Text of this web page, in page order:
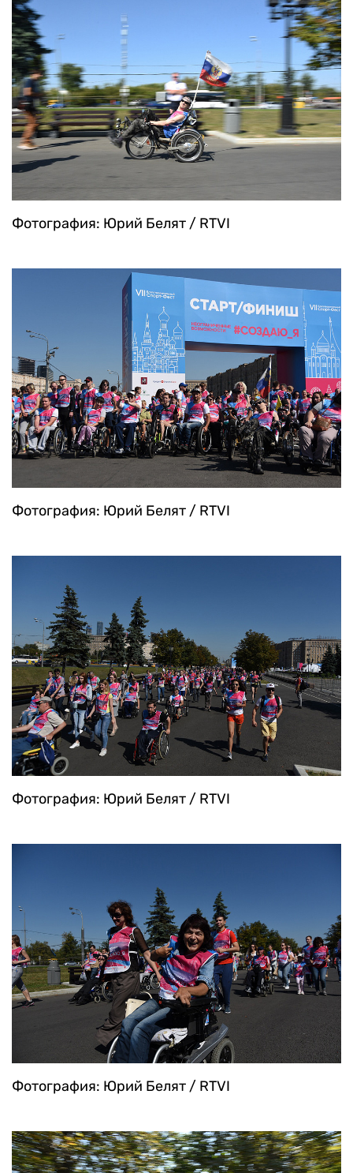
Фотография: Юрий Белят / RTVI
Фотография: Юрий Белят / RTVI
Фотография: Юрий Белят / RTVI
Фотография: Юрий Белят / RTVI